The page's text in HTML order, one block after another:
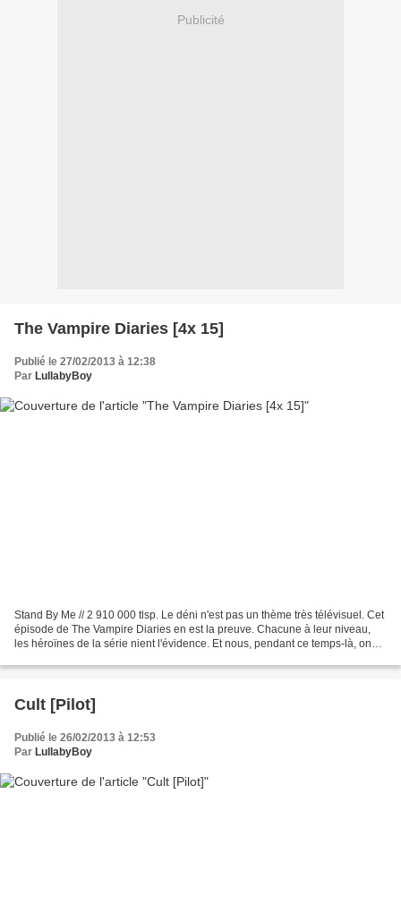
Publicité
The Vampire Diaries [4x 15]
Publié le 27/02/2013 à 12:38
Par LullabyBoy
Stand By Me // 2 910 000 tlsp. Le déni n'est pas un thème très télévisuel. Cet
épisode de The Vampire Diaries en est la preuve. Chacune à leur niveau,
les héroïnes de la série nient l'évidence. Et nous, pendant ce temps-là, on
Cult [Pilot]
Publié le 26/02/2013 à 12:53
Par LullabyBoy